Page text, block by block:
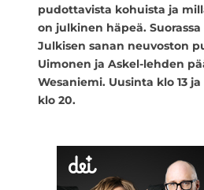
pudottavista kohuista ja
on julkinen häpeä.
Julkisen sanan neuvoston
Uimonen ja Askel-lehden
Wesaniemi. Uusinta klo 13
klo 20.